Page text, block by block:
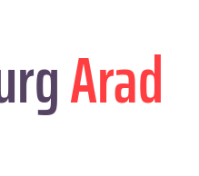
Arad